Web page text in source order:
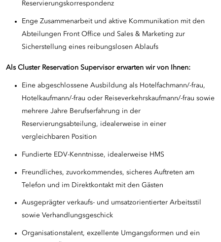
Reservierungskorrespondenz
Enge Zusammenarbeit und aktive Kommunikation mit den
Abteilungen Front Office und Sales & Marketing zur
Sicherstellung eines reibungslosen Ablaufs
Als Cluster Reservation Supervisor erwarten wir von Ihnen:
Eine abgeschlossene Ausbildung als Hotelfachmann/-frau,
Hotelkaufmann/-frau oder Reiseverkehrskaufmann/-frau sowie
mehrere Jahre Berufserfahrung in der
Reservierungsabteilung, idealerweise in einer
vergleichbaren Position
Fundierte EDV-Kenntnisse, idealerweise HMS
Freundliches, zuvorkommendes, sicheres Auftreten am
Telefon und im Direktkontakt mit den Gästen
Ausgeprägter verkaufs- und umsatzorientierter Arbeitsstil
sowie Verhandlungsgeschick
Organisationstalent, exzellente Umgangsformen und ein